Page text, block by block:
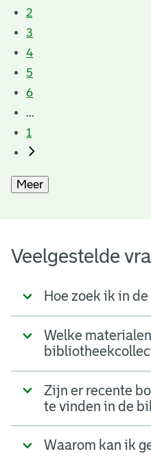
2
3
4
5
6
...
1
Meer
Veelgestelde
Hoe zoek ik in
Welke
Zijn er recente
te vinden in de
Waarom kan ik